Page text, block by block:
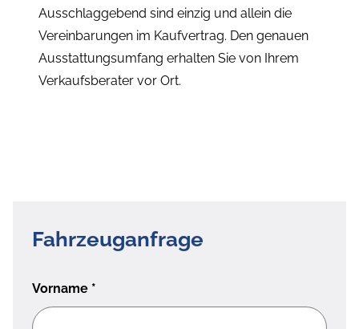
Ausschlaggebend sind einzig und allein die
Vereinbarungen im Kaufvertrag. Den genauen
Ausstattungsumfang erhalten Sie von Ihrem
Verkaufsberater vor Ort.
Fahrzeuganfrage
Vorname *